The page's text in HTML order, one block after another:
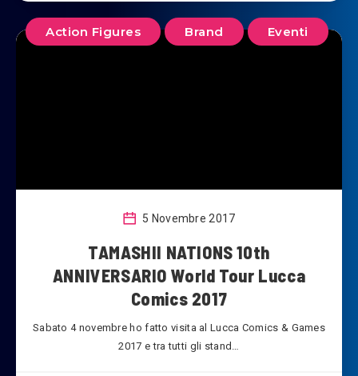
Action Figures Brand Eventi
5 Novembre 2017
TAMASHII NATIONS 10th
ANNIVERSARIO World Tour Lucca
Comics 2017
Sabato 4 novembre ho fatto visita al Lucca Comics & Games
2017 e tra tutti gli stand…